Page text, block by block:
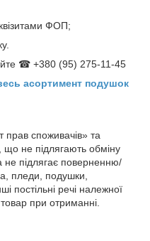
ФОП;
☎ +380 (95) 275-11-45
асортимент подушок
прав споживачів» та
що не підлягають обміну
не підлягає поверненню/
пледи, подушки,
постільні речі належної
при отриманні.